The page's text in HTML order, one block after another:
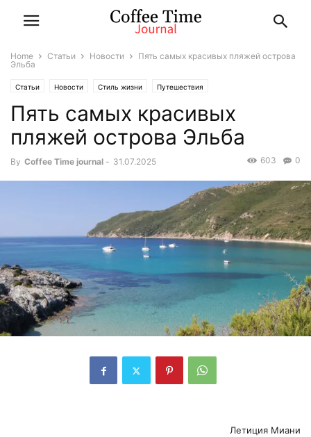
Home Статьи Новости
Пять самых красивых пляжей острова
Эльба
Статьи Новости Стиль жизни Путешествия
Пять самых красивых
пляжей острова Эльба
By Coffee Time journal - 31.07.2025 0
603
Летиция Миани